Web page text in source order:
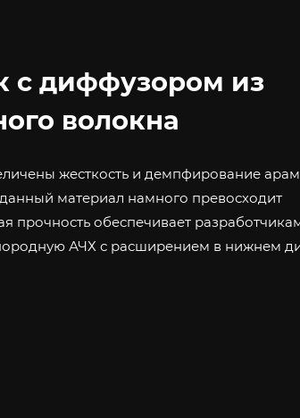
с диффузором из
волокна
жесткость и демпфирование
материал намного превосходит
прочность обеспечивает
АЧХ с расширением в нижнем